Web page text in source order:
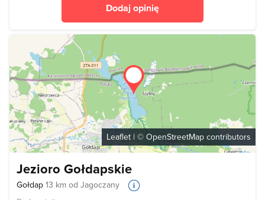
Dodaj opinię
Leaflet| © OpenStreetMap contributors
Jezioro Gołdapskie
Gołdap 13 km od Jagoczany